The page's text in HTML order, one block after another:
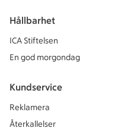
Hållbarhet
ICA Stiftelsen
En god morgondag
Kundservice
Reklamera
Återkallelser